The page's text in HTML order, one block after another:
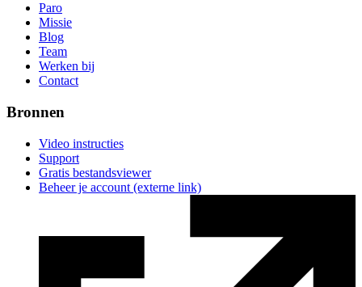
Paro
Missie
Blog
Team
Werken bij
Contact
Bronnen
Video instructies
Support
Gratis bestandsviewer
Beheer je account (externe link)